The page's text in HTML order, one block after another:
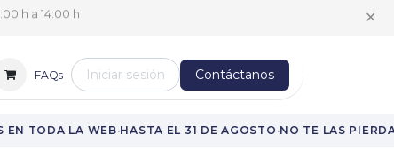
h a 14:00 h ✕
FAQs Iniciar sesión Contáctanos
EN TODA LA WEB·HASTA EL 31 DE AGOSTO ·NO TE LAS PIERDAS